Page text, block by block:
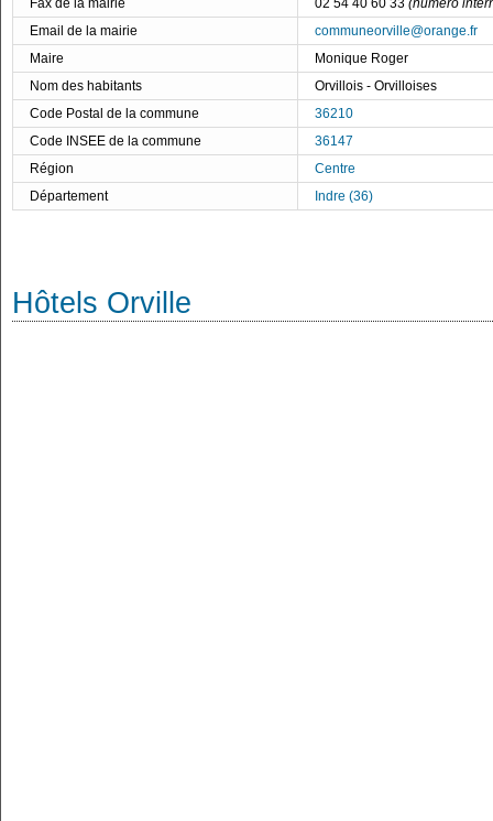
Fax de la mairie
02 54 40 60 33 (numéro
Email de la mairie
communeorville@orange.fr
Maire
Monique Roger
Nom des habitants
Orvillois - Orvilloises
Code Postal de la commune
36210
Code INSEE de la commune
36147
Région
Centre
Département
Indre (36)
Hôtels Orville